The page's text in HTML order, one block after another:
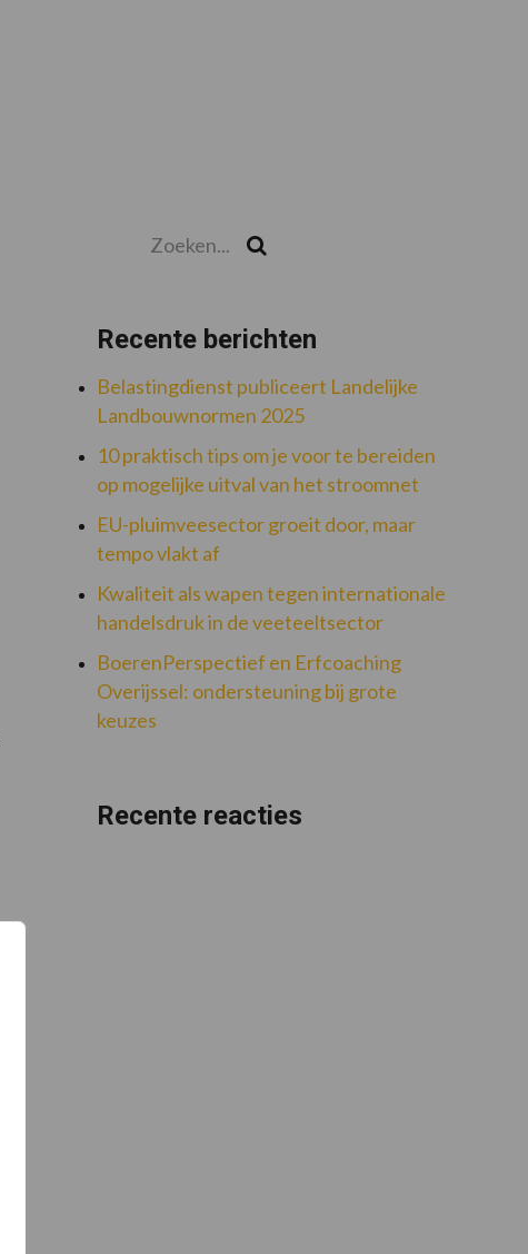
Recente berichten
Belastingdienst publiceert Landelijke
Landbouwnormen 2025
10 praktisch tips om je voor te bereiden
op mogelijke uitval van het stroomnet
EU-pluimveesector groeit door, maar
tempo vlakt af
Kwaliteit als wapen tegen internationale
handelsdruk in de veeteeltsector
BoerenPerspectief en Erfcoaching
Overijssel: ondersteuning bij grote
keuzes
Recente reacties